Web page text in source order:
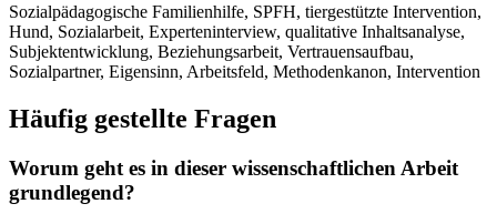
Sozialpädagogische Familienhilfe, SPFH, tiergestützte Intervention,
Hund, Sozialarbeit, Experteninterview, qualitative Inhaltsanalyse,
Subjektentwicklung, Beziehungsarbeit, Vertrauensaufbau,
Sozialpartner, Eigensinn, Arbeitsfeld, Methodenkanon, Intervention
Häufig gestellte Fragen
Worum geht es in dieser wissenschaftlichen Arbeit
grundlegend?